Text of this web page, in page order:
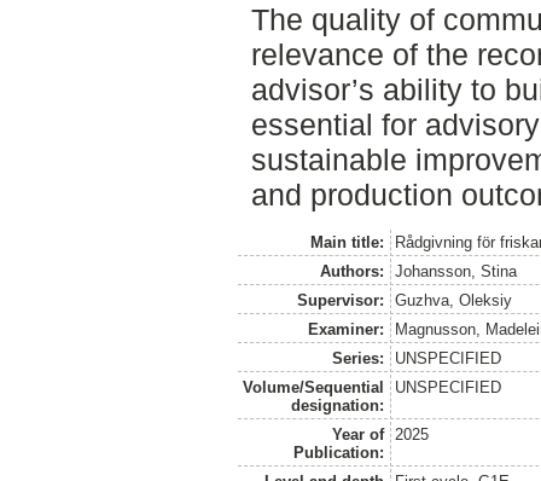
The quality of
relevance of the
advisor’s ability to
essential for
sustainable
and production
Main title:
Rådgivning för
Authors:
Johansson, Stina
Supervisor:
Guzhva, Oleksiy
Examiner:
Magnusson,
Series:
UNSPECIFIED
Volume/Sequential
designation:
UNSPECIFIED
Year of
Publication:
2025